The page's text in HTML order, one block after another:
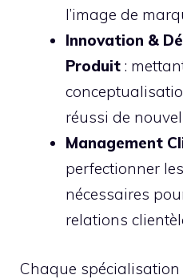
l’image de
Innovation &
Produit :
réussi de
Management
perfectionner
nécessaires
relations
Chaque